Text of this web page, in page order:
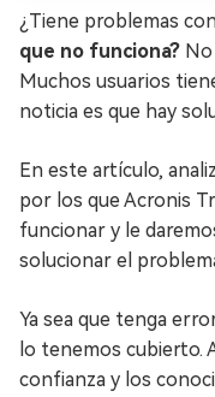
¿Tiene problemas
que no funciona?
Muchos usuarios
noticia es que hay
En este artículo,
por los que Acronis
funcionar y le
solucionar el
Ya sea que tenga
lo tenemos cubierto.
confianza y los